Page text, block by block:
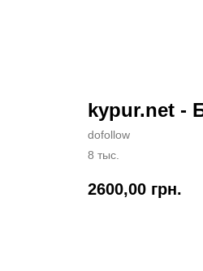
kypur.net -
dofollow
8 тыс.
2600,00 грн.